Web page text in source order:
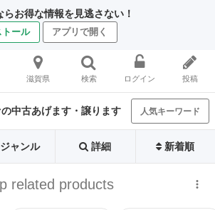
らお得な情報を見逃さない！
トール アプリで開く
滋賀県 検索 ログイン 投稿
中古あげます・譲ります 人気キーワード
ジャンル 詳細 新着順